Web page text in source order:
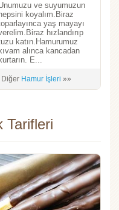
ve suyumuzun
hepsini koyalım.Biraz
yaş mayayı
hızlandırıp
katın.Hamurumuz
kıvam alınca kancadan
kurtarın. E...
Diğer Hamur İşleri »»
Tarifleri